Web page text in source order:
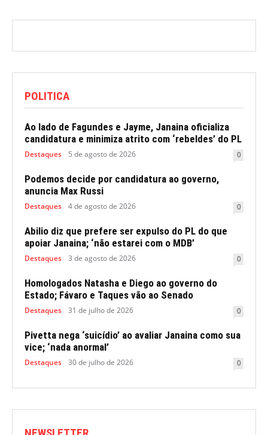
POLITICA
Ao lado de Fagundes e Jayme, Janaina oficializa
candidatura e minimiza atrito com ‘rebeldes’ do PL
Destaques 5 de agosto de 2026 0
Podemos decide por candidatura ao governo,
anuncia Max Russi
Destaques 4 de agosto de 2026 0
Abilio diz que prefere ser expulso do PL do que
apoiar Janaina; ‘não estarei com o MDB’
Destaques 3 de agosto de 2026 0
Homologados Natasha e Diego ao governo do
Estado; Fávaro e Taques vão ao Senado
Destaques 31 de julho de 2026 0
Pivetta nega ‘suicídio’ ao avaliar Janaina como sua
vice; ‘nada anormal’
Destaques 30 de julho de 2026 0